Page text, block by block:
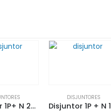
Disjuntor 1P+ N 25A 4.5KA C| SOFLIGHT
DISJUNTORES